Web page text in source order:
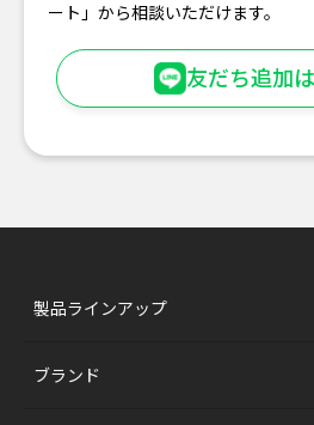
ート」から相談いただけます。
友だち追加
製品ラインアップ
ブランド